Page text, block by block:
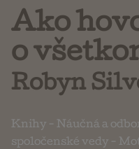
Ako
o
Robyn
Knihy - Náučná a
spoločenské vedy -